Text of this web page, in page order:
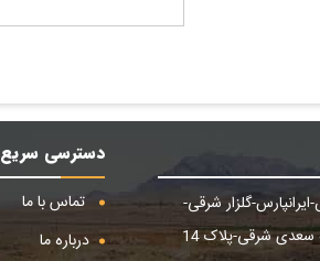
ایرانپارس-گلزار شرقی-
کوی فردوس-کوچه سعدی شرقی-پلاک 14
دسترسی سریع
تماس با ما
درباره ما